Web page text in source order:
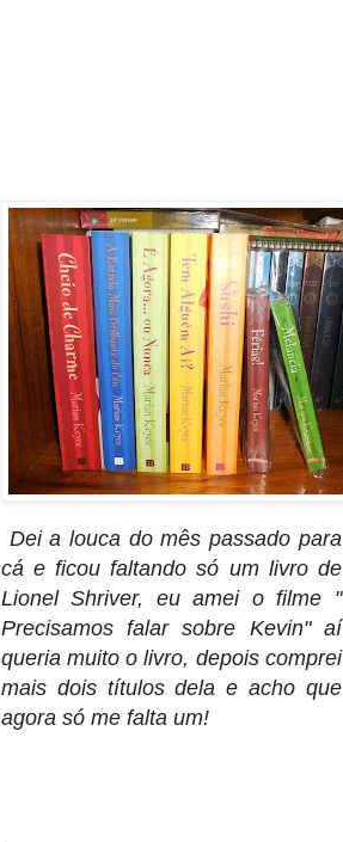
Dei a louca do mês passado para
cá e ficou faltando só um livro de
Lionel Shriver, eu amei o filme "
Precisamos falar sobre Kevin" aí
queria muito o livro, depois comprei
mais dois títulos dela e acho que
agora só me falta um!